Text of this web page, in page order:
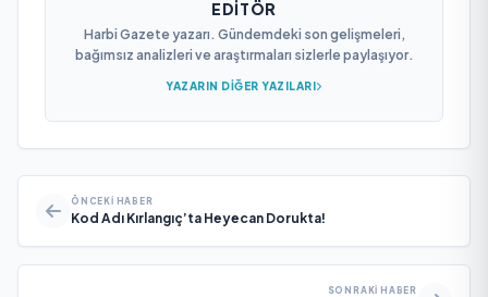
EDITÖR
Harbi Gazete yazarı. Gündemdeki son gelişmeleri,
bağımsız analizleri ve araştırmaları sizlerle paylaşıyor.
YAZARIN DIĞER YAZILARI
ÖNCEKI HABER
Kod Adı Kırlangıç’ta Heyecan Dorukta!
SONRAKI HABER